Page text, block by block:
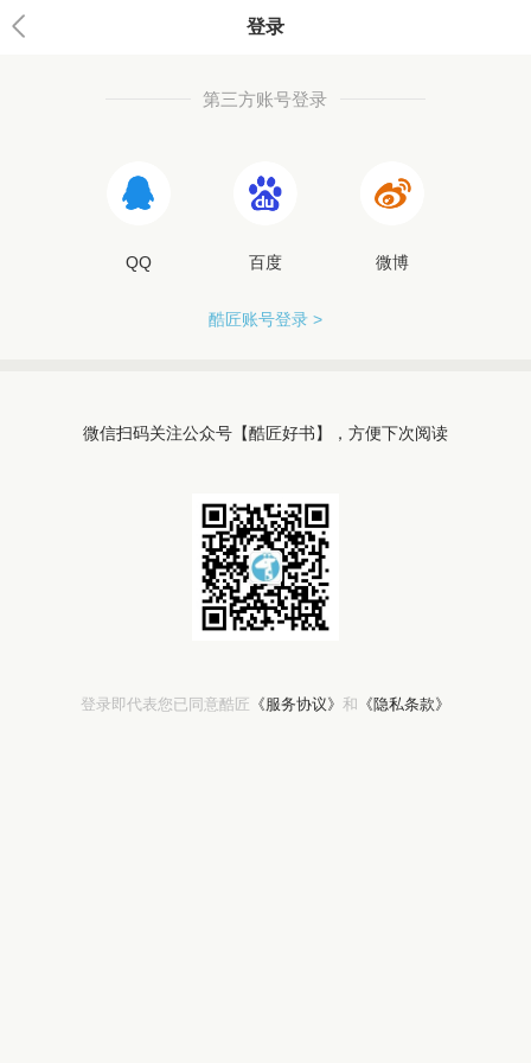
登录
第三方账号登录
QQ 百度 微博
酷匠账号登录 >
微信扫码关注公众号【酷匠好书】，方便下次阅读
登录即代表您已同意酷匠 《服务协议》 和 《隐私条款》